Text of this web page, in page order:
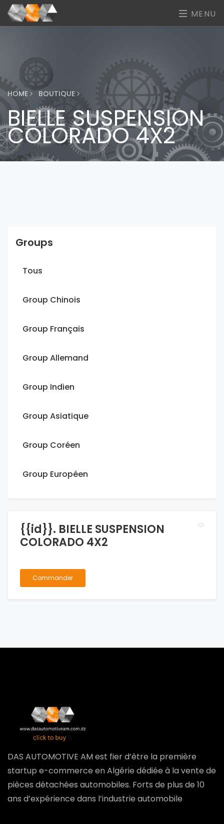
MENU
HOME BOUTIQUE
BIELLE SUSPENSION
COLORADO 4X2
Groups
Tous
Group Chinois
Group Français
Group Allemand
Group Indien
Group Asiatique
Group Coréen
Group Européen
{{id}}. BIELLE SUSPENSION
COLORADO 4X2
Commander
DAS AUTOMOTIVE AM est fier d’être la première
startup e-commerce en Algérie dédiée à la vente de
pièces détachées automobiles. Forts de plus de 10
ans d’expérience dans l’industrie automobile